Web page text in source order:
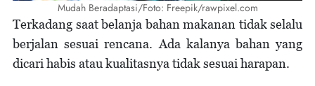
Mudah Beradaptasi/Foto: Freepik/rawpixel.com
Terkadang saat belanja bahan makanan tidak selalu
berjalan sesuai rencana. Ada kalanya bahan yang
dicari habis atau kualitasnya tidak sesuai harapan.